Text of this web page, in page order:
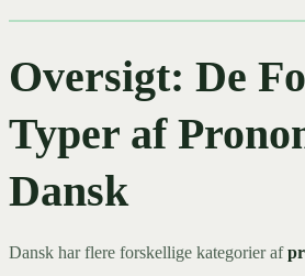
Oversigt: De
Typer af
Dansk
Dansk har flere forskellige kategorier af